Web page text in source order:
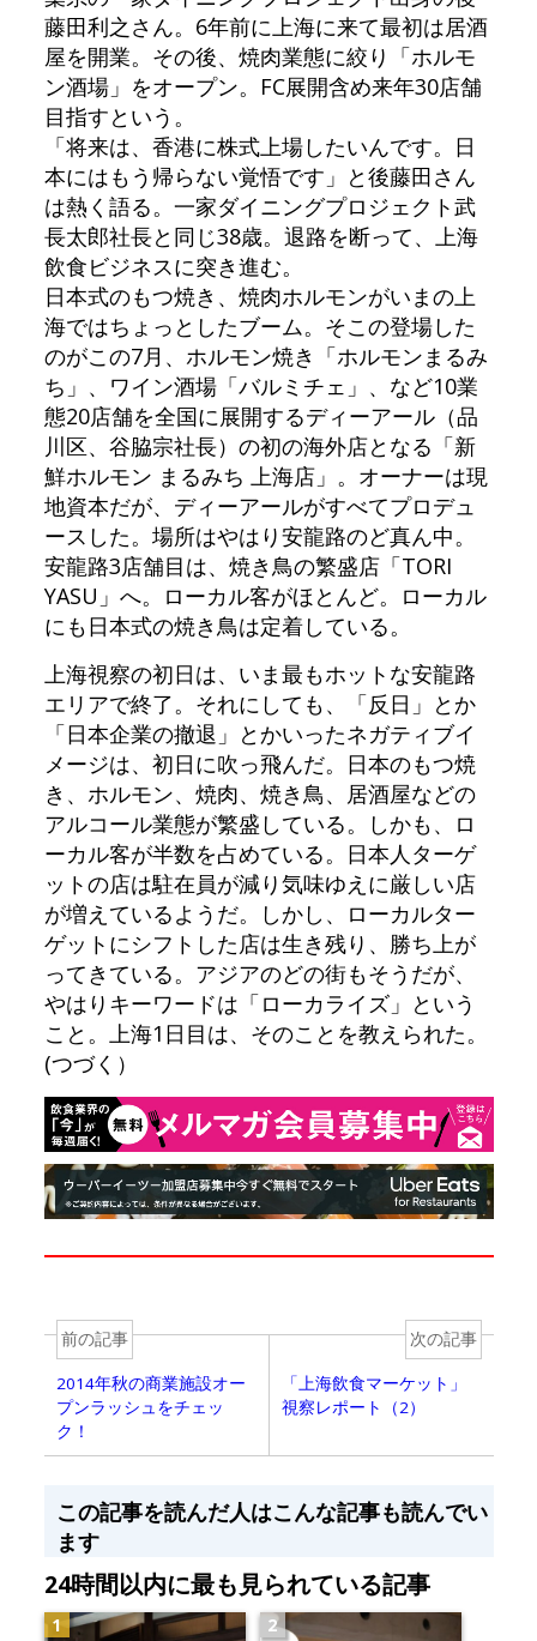
藤田利之さん。6年前に上海に来て最初は居酒
屋を開業。その後、焼肉業態に絞り「ホルモ
ン酒場」をオープン。FC展開含め来年30店舗
目指すという。
「将来は、香港に株式上場したいんです。日
本にはもう帰らない覚悟です」と後藤田さん
は熱く語る。一家ダイニングプロジェクト武
長太郎社長と同じ38歳。退路を断って、上海
飲食ビジネスに突き進む。
日本式のもつ焼き、焼肉ホルモンがいまの上
海ではちょっとしたブーム。そこの登場した
のがこの7月、ホルモン焼き「ホルモンまるみ
ち」、ワイン酒場「バルミチェ」、など10業
態20店舗を全国に展開するディーアール（品
川区、谷脇宗社長）の初の海外店となる「新
鮮ホルモン まるみち 上海店」。オーナーは現
地資本だが、ディーアールがすべてプロデュ
ースした。場所はやはり安龍路のど真ん中。
安龍路3店舗目は、焼き鳥の繁盛店「TORI
YASU」へ。ローカル客がほとんど。ローカル
にも日本式の焼き鳥は定着している。
上海視察の初日は、いま最もホットな安龍路
エリアで終了。それにしても、「反日」とか
「日本企業の撤退」とかいったネガティブイ
メージは、初日に吹っ飛んだ。日本のもつ焼
き、ホルモン、焼肉、焼き鳥、居酒屋などの
アルコール業態が繁盛している。しかも、ロ
ーカル客が半数を占めている。日本人ターゲ
ットの店は駐在員が減り気味ゆえに厳しい店
が増えているようだ。しかし、ローカルター
ゲットにシフトした店は生き残り、勝ち上が
ってきている。アジアのどの街もそうだが、
やはりキーワードは「ローカライズ」という
こと。上海1日目は、そのことを教えられた。
(つづく）
前の記事
2014年秋の商業施設オー
プンラッシュをチェッ
ク！
次の記事
「上海飲食マーケット」
視察レポート（2）
この記事を読んだ人はこんな記事も読んでい
ます
24時間以内に最も見られている記事